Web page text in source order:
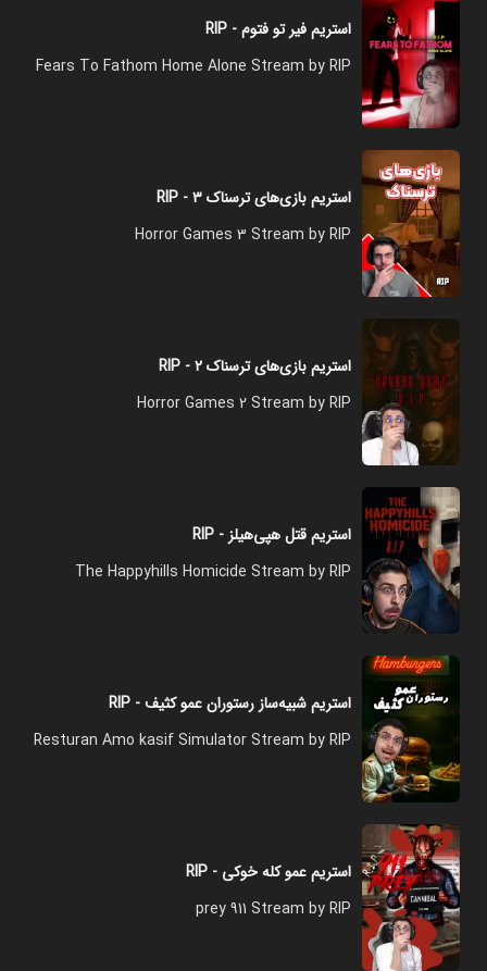
استریم فیر تو فتوم - RIP
Fears To Fathom Home Alone Stream by RIP
استریم بازی‌های ترسناک ۳ - RIP
Horror Games 3 Stream by RIP
استریم بازی‌های ترسناک ۲ - RIP
Horror Games 2 Stream by RIP
استریم قتل هپی‌هیلز - RIP
The Happyhills Homicide Stream by RIP
استریم شبیه‌ساز رستوران عمو کثیف - RIP
Resturan Amo kasif Simulator Stream by RIP
استریم عمو کله خوکی - RIP
prey 911 Stream by RIP